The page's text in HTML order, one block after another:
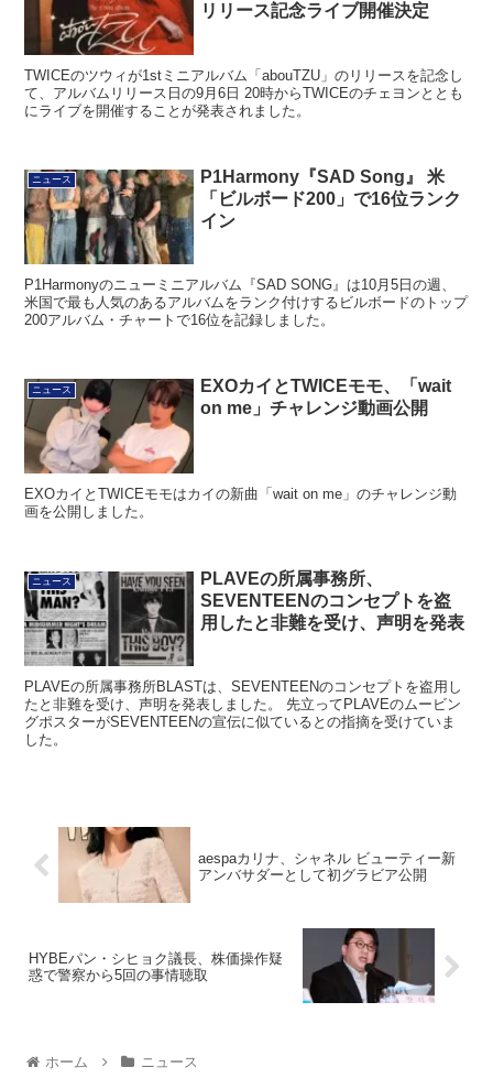
リリース記念ライブ開催決定
TWICEのツウィが1stミニアルバム「abouTZU」のリリースを記念し
て、アルバムリリース日の9月6日 20時からTWICEのチェヨンととも
にライブを開催することが発表されました。
ニュース
P1Harmony『SAD Song』 米
「ビルボード200」で16位ランク
イン
P1Harmonyのニューミニアルバム『SAD SONG』は10月5日の週、
米国で最も人気のあるアルバムをランク付けするビルボードのトップ
200アルバム・チャートで16位を記録しました。
ニュース
EXOカイとTWICEモモ、「wait
on me」チャレンジ動画公開
EXOカイとTWICEモモはカイの新曲「wait on me」のチャレンジ動
画を公開しました。
ニュース
PLAVEの所属事務所、
SEVENTEENのコンセプトを盗
用したと非難を受け、声明を発表
PLAVEの所属事務所BLASTは、SEVENTEENのコンセプトを盗用し
たと非難を受け、声明を発表しました。 先立ってPLAVEのムービン
グポスターがSEVENTEENの宣伝に似ているとの指摘を受けていま
した。
aespaカリナ、シャネル ビューティー新
アンバサダーとして初グラビア公開
HYBEパン・シヒョク議長、株価操作疑
惑で警察から5回の事情聴取
ホーム ニュース